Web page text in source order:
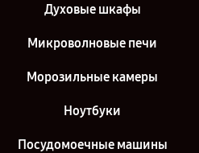
Духовые шкафы
Микроволновые печи
Морозильные камеры
Ноутбуки
Посудомоечные машины